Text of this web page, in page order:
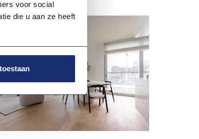
voor social
die u aan ze heeft